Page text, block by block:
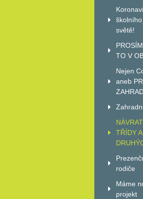
světě!
TO V
Nejen
aneb
TŘÍDY
rodiče
Máme
projekt